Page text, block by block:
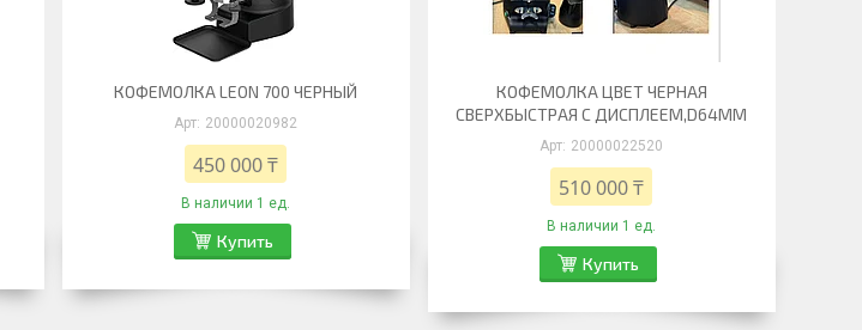
КОФЕМОЛКА LEON 700 ЧЕРНЫЙ
20000020982
450 000 ₸
В наличии 1 ед.
Купить
КОФЕМОЛКА ЦВЕТ ЧЕРНАЯ
СВЕРХБЫСТРАЯ С ДИСПЛЕЕМ,D64ММ
20000022520
510 000 ₸
В наличии 1 ед.
Купить